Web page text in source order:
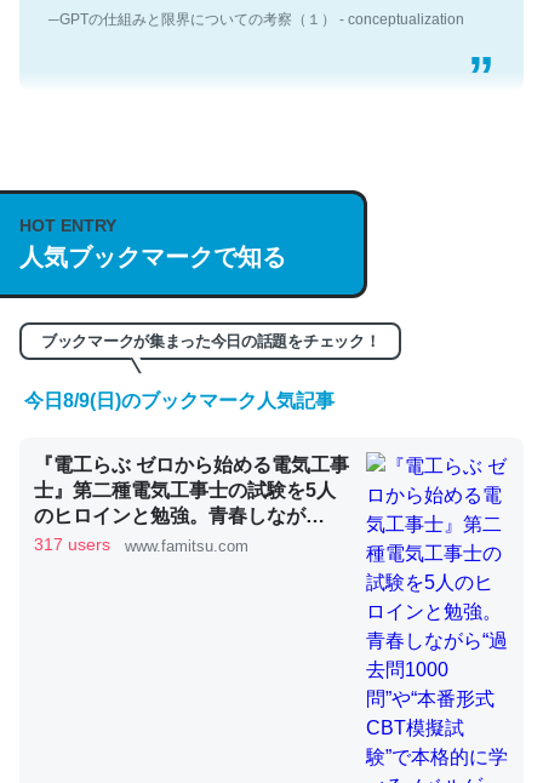
説してる記事が少ないので貴重な良記事。/続編来た
https://isobe324649.hatenablog.com/entry/2023/03/27
/064121
─GPTの仕組みと限界についての考察（１） - conceptualization
くらい。小説でいう「ずっと前の伏線」は回収されないけ
ど、短期記憶というには多い分量。進化すればするほど分
─GPTの仕組みと限界についての考察（１） - conceptualization
昆虫ってカルシウム少ないのか。知らんかった。調べたら
コオロギのカルシウム分はエビの600分の1程度。
HOT ENTRY
人気ブックマークで知る
ブックマークが集まった今日の話題をチェック！
今日8/9(日)のブックマーク人気記事
『電工らぶ ゼロから始める電気工事
士』第二種電気工事士の試験を5人
のヒロインと勉強。青春しなが
ら“過去問1000問”や“本番形式CBT
317 users www.famitsu.com